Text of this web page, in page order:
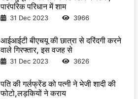
पारंपरिक परिधान में शाम
31 Dec 2023 3966
आईआईटी बीएचयू की छात्रा से दरिंदगी करने
वाले गिरफ्तार, इस वजह से
31 Dec 2023 3626
पति की गर्लफ्रेंड को पत्नी ने भेजी शादी की
फोटो,लड़कियों ने कराय